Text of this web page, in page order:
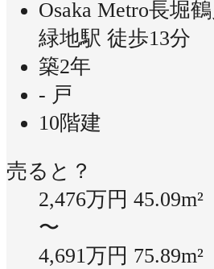
Osaka Metro長堀
緑地駅 徒歩13分
築2年
- 戸
10階建
売ると？
2,476万円 45.09m²
〜
4,691万円 75.89m²